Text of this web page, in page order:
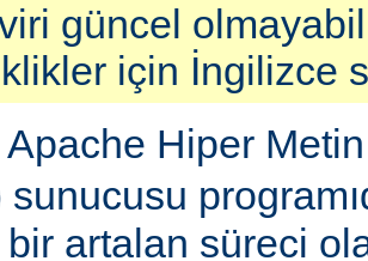
güncel
için İngilizce
Apache Hiper
bir artalan süreci